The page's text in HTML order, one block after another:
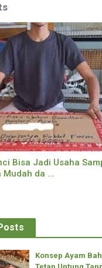
Bisa Jadi Usaha
Mudah da ...
Konsep Ayam